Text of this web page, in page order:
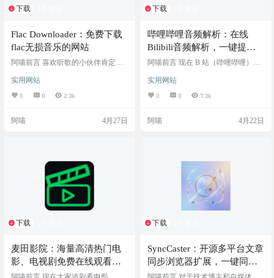
下载
Flac Downloader：免费下载
flac无损音乐的网站
阿喵前言 喜欢听歌的小伙伴肯定深
越来越多了。不仅听原唱要开通各
种 VIP，而且就算下载下来，很多音
求极致音质、习惯用本地专业播放
街找资源群或者充值各种昂贵的会
员，今天阿喵给你安利一个非常直
实用网站
0 0 2.3k
阿喵 4月27日
下载
哔哩哔哩音频解析：在线
Bilibili音频解析，一键提取 B
站高清音频
阿喵前言 现在 B 站（哔哩哔哩）上
优质的音频资源，比如大神的翻唱
音乐、助眠的 ASMR、精彩的相声
接提供纯音频的下载选项，每次想
音频去专门下载复杂的格式转换软
件，今天阿喵给大家推荐一个好用
的在线小工具——哔哩哔哩…
实用网站
0 0 7.3k
阿喵 4月22日
下载
麦田影院：海量高清热门电
影、电视剧免费在线观看聚
合平台
下载
SyncCaster：开源多平台文章
同步浏览器扩展，一键同步
到多个博客平台